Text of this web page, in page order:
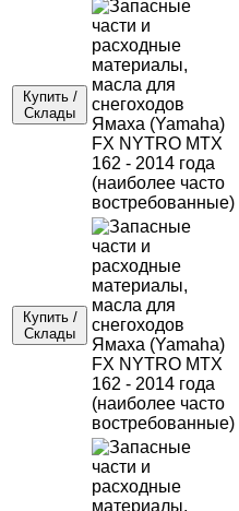
Купить /
Склады
Купить /
Склады